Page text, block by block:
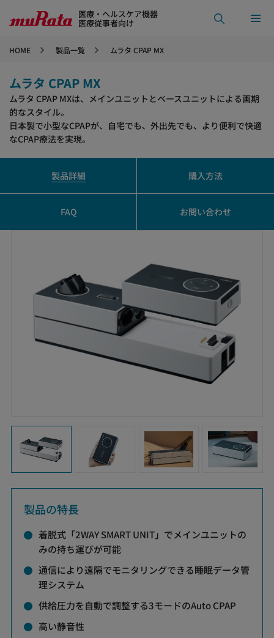
医療・ヘルスケア機器
医療従事者向け
HOME 製品一覧 ムラタ CPAP MX
ムラタ CPAP MX
ムラタ CPAP MXは、メインユニットとベースユニットによる画期
的なスタイル。
日本製で小型なCPAPが、自宅でも、外出先でも、より便利で快適
なCPAP療法を実現。
製品詳細 購入方法
FAQ お問い合わせ
製品の特長
着脱式「2WAY SMART UNIT」でメインユニットの
みの持ち運びが可能
通信により遠隔でモニタリングできる睡眠データ管
理システム
供給圧力を自動で調整する3モードのAuto CPAP
高い静音性